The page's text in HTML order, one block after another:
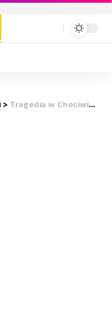
> Tragedia w Chociwiu. W samochodzie odnaleziono trzy ciała!